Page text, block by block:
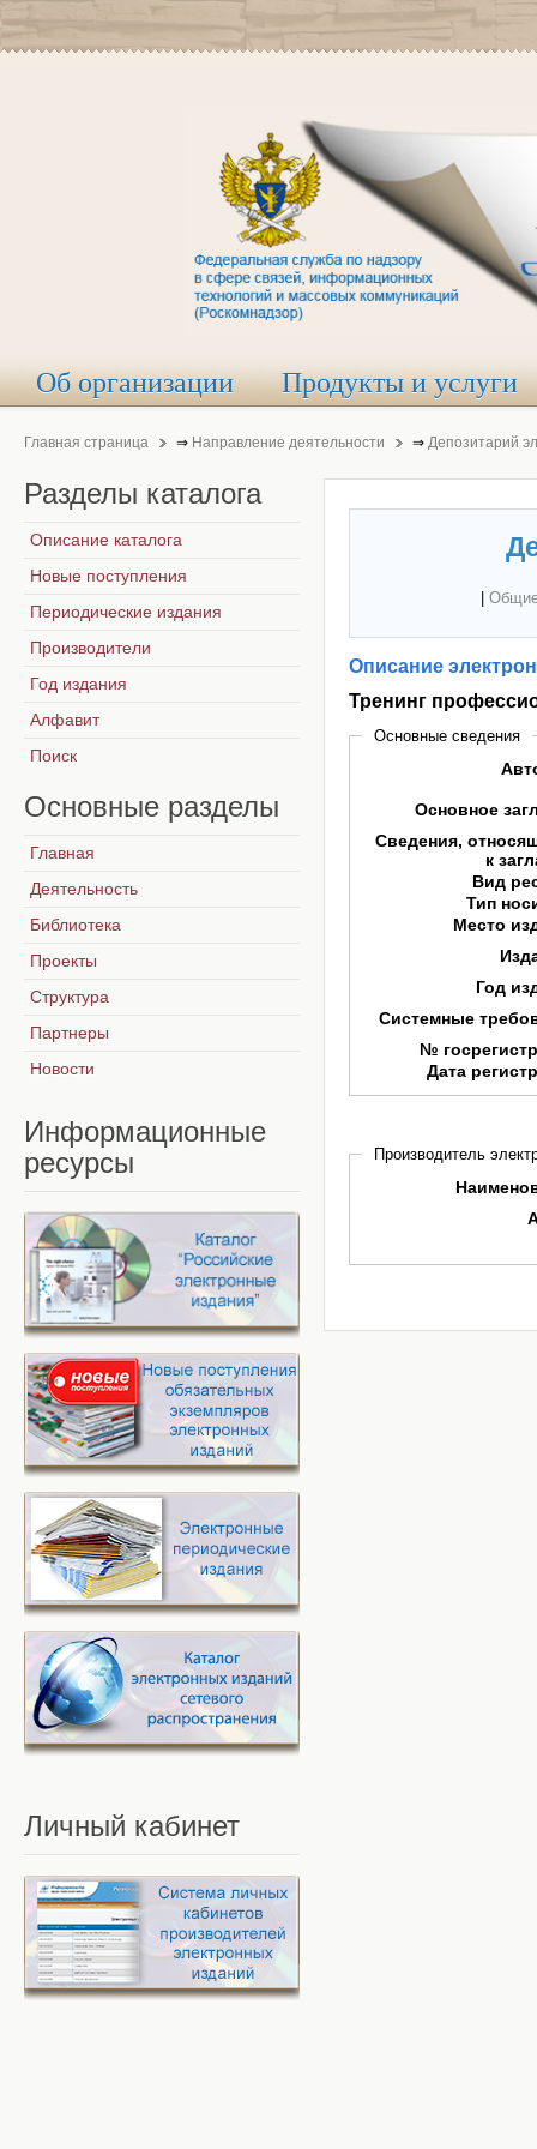
Об организации Продукты и услуги
Главная страница ⇒ Направление деятельности ⇒ Депозитарий
Описание
Тренинг
Основные сведения
Основное
Сведения,
к
Вид
Тип
Место
Год
Системные
№
Дата
Производитель
Разделы каталога
Описание каталога
Новые поступления
Периодические издания
Производители
Год издания
Алфавит
Поиск
Основные разделы
Главная
Деятельность
Библиотека
Проекты
Структура
Партнеры
Новости
Информационные
ресурсы
Личный кабинет